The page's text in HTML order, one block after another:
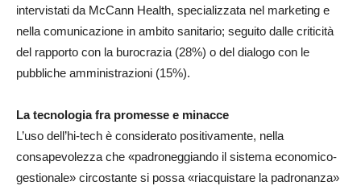
intervistati da McCann Health, specializzata nel marketing e
nella comunicazione in ambito sanitario; seguito dalle criticità
del rapporto con la burocrazia (28%) o del dialogo con le
pubbliche amministrazioni (15%).
La tecnologia fra promesse e minacce
L’uso dell’hi-tech è considerato positivamente, nella
consapevolezza che «padroneggiando il sistema economico-
gestionale» circostante si possa «riacquistare la padronanza»